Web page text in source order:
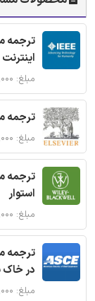
مبلغ: ۱۶۸,۰۰۰ تومان
ترجمه
مبلغ: ۱۲۸,۰۰۰ تومان
ترجمه
استوار
مبلغ: ۱۴۰,۰۰۰ تومان
ترجمه
در خاک
مبلغ: ۱۲۰,۰۰۰ تومان